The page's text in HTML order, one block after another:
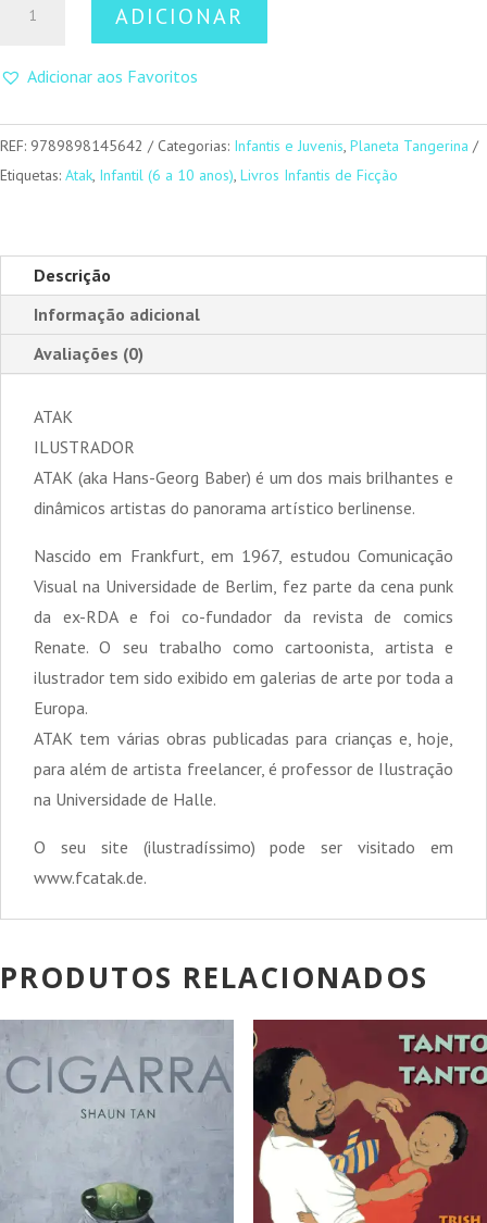
mundo
contrário
ADICIONAR
Adicionar aos Favoritos
REF: 9789898145642 Categorias: Infantis e Juvenis, Planeta Tangerina
Etiquetas: Atak, Infantil (6 a 10 anos), Livros Infantis de Ficção
Descrição
Informação adicional
Avaliações (0)
ATAK
ILUSTRADOR
ATAK (aka Hans-Georg Baber) é um dos mais brilhantes e
dinâmicos artistas do panorama artístico berlinense.
Nascido em Frankfurt, em 1967, estudou Comunicação
Visual na Universidade de Berlim, fez parte da cena punk
da ex-RDA e foi co-fundador da revista de comics
Renate. O seu trabalho como cartoonista, artista e
ilustrador tem sido exibido em galerias de arte por toda a
Europa.
ATAK tem várias obras publicadas para crianças e, hoje,
para além de artista freelancer, é professor de Ilustração
na Universidade de Halle.
O seu site (ilustradíssimo) pode ser visitado em
www.fcatak.de.
PRODUTOS RELACIONADOS
PROMOÇÃO! PROMOÇÃO!